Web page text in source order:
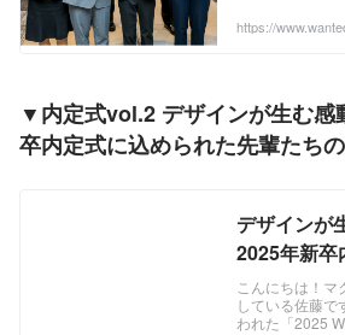
ベントではなく
https://
▼内定式vol.2 デザインが生む感
卒内定式に込められた先輩たち
デザインが
2025年新卒
た先輩たち
vol.2 | 最新
こんにちは！マ
している佐藤で
われた「2025